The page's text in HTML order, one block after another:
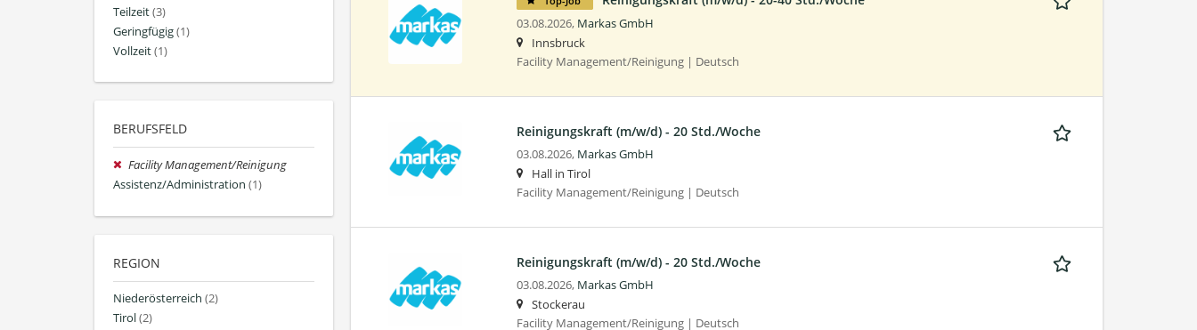
Teilzeit(3)
Geringfügig(1)
Vollzeit(1)
BERUFSFELD
Facility Management/Reinigung
Assistenz/Administration (1)
REGION
Niederösterreich (2)
Tirol(2)
03.08.2026, Markas GmbH
Innsbruck
Facility Management/Reinigung | Deutsch
Reinigungskraft (m/w/d) - 20 Std./Woche
03.08.2026, Markas GmbH
Hall in Tirol
Facility Management/Reinigung | Deutsch
Reinigungskraft (m/w/d) - 20 Std./Woche
03.08.2026, Markas GmbH
Stockerau
Facility Management/Reinigung | Deutsch